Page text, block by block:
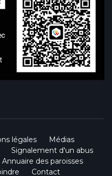
légales
Médias
Signalement d'un abus
Annuaire des paroisses
Contact